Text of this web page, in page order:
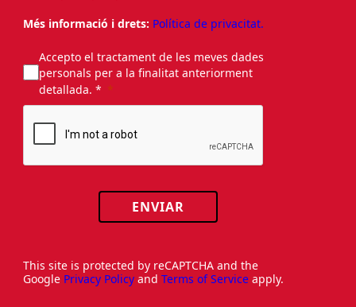
Més informació i drets: Política de privacitat.
Accepto el tractament de les meves dades
personals per a la finalitat anteriorment
detallada. *
ENVIAR
This site is protected by reCAPTCHA and the
Google Privacy Policy and Terms of Service apply.